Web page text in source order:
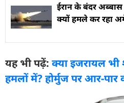
ईरान के बंदर अब्बास
क्यों हमले कर रहा
यह भी पढ़ें: क्या इजरायल भी
हमलों में? होर्मुज पर आर-